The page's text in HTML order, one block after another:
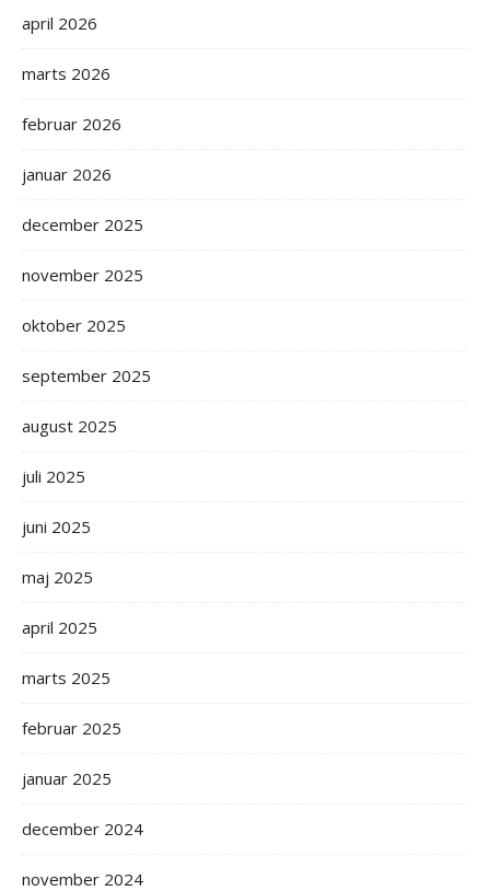
april 2026
marts 2026
februar 2026
januar 2026
december 2025
november 2025
oktober 2025
september 2025
august 2025
juli 2025
juni 2025
maj 2025
april 2025
marts 2025
februar 2025
januar 2025
december 2024
november 2024